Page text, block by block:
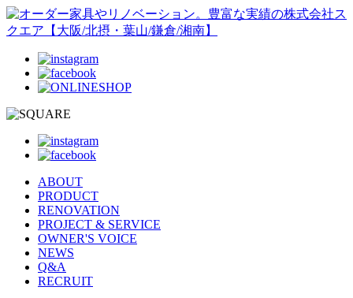
ABOUT
PRODUCT
RENOVATION
PROJECT & SERVICE
OWNER'S VOICE
NEWS
Q&A
RECRUIT